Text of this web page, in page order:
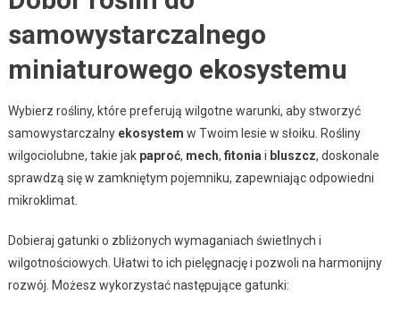
samowystarczalnego
miniaturowego ekosystemu
Wybierz rośliny, które preferują wilgotne warunki, aby stworzyć
samowystarczalny ekosystem w Twoim lesie w słoiku. Rośliny
wilgociolubne, takie jak paproć, mech, fitonia i bluszcz, doskonale
sprawdzą się w zamkniętym pojemniku, zapewniając odpowiedni
mikroklimat.
Dobieraj gatunki o zbliżonych wymaganiach świetlnych i
wilgotnościowych. Ułatwi to ich pielęgnację i pozwoli na harmonijny
rozwój. Możesz wykorzystać następujące gatunki: